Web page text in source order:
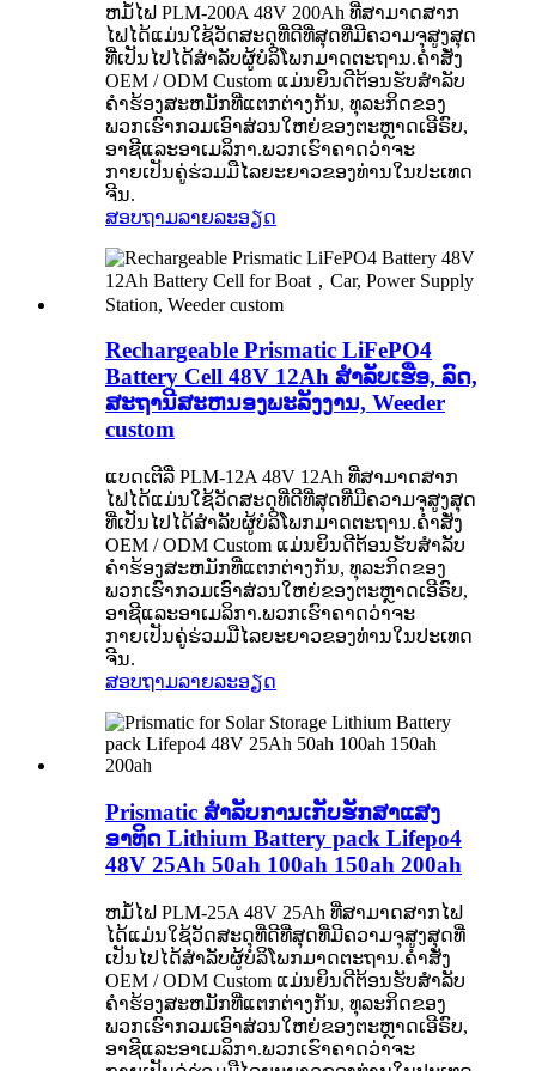
ຫມໍ້ໄຟ PLM-200A 48V 200Ah ທີ່ສາມາດສາກ
ໄຟໄດ້ແມ່ນໃຊ້ວັດສະດຸທີ່ດີທີ່ສຸດທີ່ມີຄວາມຈຸສູງສຸດ
ທີ່ເປັນໄປໄດ້ສໍາລັບຜູ້ບໍລິໂພກມາດຕະຖານ.ຄໍາສັ່ງ
OEM / ODM Custom ແມ່ນຍິນດີຕ້ອນຮັບສໍາລັບ
ຄໍາຮ້ອງສະຫມັກທີ່ແຕກຕ່າງກັນ, ທຸລະກິດຂອງ
ພວກເຮົາກວມເອົາສ່ວນໃຫຍ່ຂອງຕະຫຼາດເອີຣົບ,
ອາຊີແລະອາເມລິກາ.ພວກເຮົາຄາດວ່າຈະ
ກາຍເປັນຄູ່ຮ່ວມມືໄລຍະຍາວຂອງທ່ານໃນປະເທດ
ຈີນ.
ສອບຖາມລາຍລະອຽດ
Rechargeable Prismatic LiFePO4
Battery Cell 48V 12Ah ສໍາລັບເຮືອ, ລົດ,
ສະຖານີສະຫນອງພະລັງງານ, Weeder
custom
ແບດເຕີລີ່ PLM-12A 48V 12Ah ທີ່ສາມາດສາກ
ໄຟໄດ້ແມ່ນໃຊ້ວັດສະດຸທີ່ດີທີ່ສຸດທີ່ມີຄວາມຈຸສູງສຸດ
ທີ່ເປັນໄປໄດ້ສໍາລັບຜູ້ບໍລິໂພກມາດຕະຖານ.ຄໍາສັ່ງ
OEM / ODM Custom ແມ່ນຍິນດີຕ້ອນຮັບສໍາລັບ
ຄໍາຮ້ອງສະຫມັກທີ່ແຕກຕ່າງກັນ, ທຸລະກິດຂອງ
ພວກເຮົາກວມເອົາສ່ວນໃຫຍ່ຂອງຕະຫຼາດເອີຣົບ,
ອາຊີແລະອາເມລິກາ.ພວກເຮົາຄາດວ່າຈະ
ກາຍເປັນຄູ່ຮ່ວມມືໄລຍະຍາວຂອງທ່ານໃນປະເທດ
ຈີນ.
ສອບຖາມລາຍລະອຽດ
Prismatic ສໍາລັບການເກັບຮັກສາແສງ
ອາທິດ Lithium Battery pack Lifepo4
48V 25Ah 50ah 100ah 150ah 200ah
ຫມໍ້ໄຟ PLM-25A 48V 25Ah ທີ່ສາມາດສາກໄຟ
ໄດ້ແມ່ນໃຊ້ວັດສະດຸທີ່ດີທີ່ສຸດທີ່ມີຄວາມຈຸສູງສຸດທີ່
ເປັນໄປໄດ້ສໍາລັບຜູ້ບໍລິໂພກມາດຕະຖານ.ຄໍາສັ່ງ
OEM / ODM Custom ແມ່ນຍິນດີຕ້ອນຮັບສໍາລັບ
ຄໍາຮ້ອງສະຫມັກທີ່ແຕກຕ່າງກັນ, ທຸລະກິດຂອງ
ພວກເຮົາກວມເອົາສ່ວນໃຫຍ່ຂອງຕະຫຼາດເອີຣົບ,
ອາຊີແລະອາເມລິກາ.ພວກເຮົາຄາດວ່າຈະ